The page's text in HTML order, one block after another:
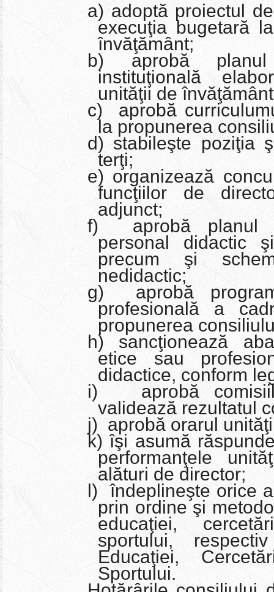
a) adoptă proiectul
execuţia bugetară
învăţământ;
b) aprobă
instituţională
unităţii de
c) aprobă
la propunerea
d) stabileşte poziţia
terţi;
e) organizează
funcţiilor de
adjunct;
f) aprobă planul
personal didactic
precum şi
nedidactic;
g) aprobă
profesională a
propunerea
h) sancţionează
etice sau
didactice, conform
i) aprobă
validează rezultatul
j) aprobă orarul
k) îşi asumă
performanţele
alături de director;
l) îndeplineşte orice
prin ordine şi
educaţiei,
sportului,
Educaţiei,
Sportului.